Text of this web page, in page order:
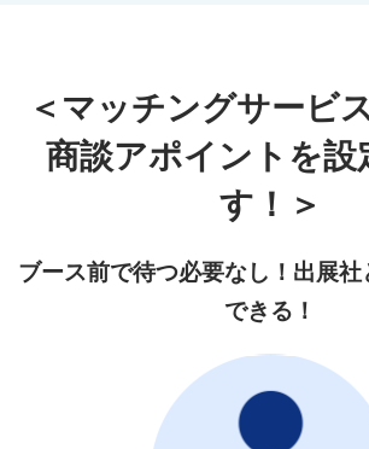
＜マッチングサービ
商談アポイントを設
す！＞
ブース前で待つ必要なし！出展
できる！